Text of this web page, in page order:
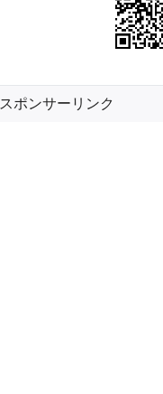
スポンサーリンク